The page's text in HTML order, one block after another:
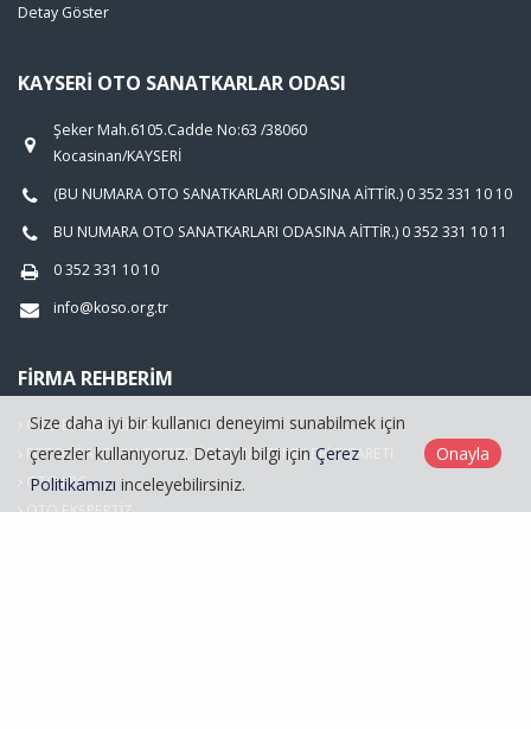
Detay Göster
KAYSERI OTO SANATKARLAR ODASI
Şeker Mah.6105.Cadde No:63 /38060
Kocasinan/KAYSERİ
(BU NUMARA OTO SANATKARLARI ODASINA AİTTİR.) 0 352 331 10 10
BU NUMARA OTO SANATKARLARI ODASINA AİTTİR.) 0 352 331 10 11
0 352 331 10 10
info@koso.org.tr
FIRMA REHBERIM
OTO BAKIM SERVİSCİLİĞİ
FOTOĞRAFÇILIK VE FOTOĞRAF MALZEMELERİ TİCARETİ
OTO LPG
OTO EKSPERTİZ
Size daha iyi bir kullanıcı deneyimi sunabilmek için
çerezler kullanıyoruz. Detaylı bilgi için Çerez
Politikamızı inceleyebilirsiniz.
Onayla